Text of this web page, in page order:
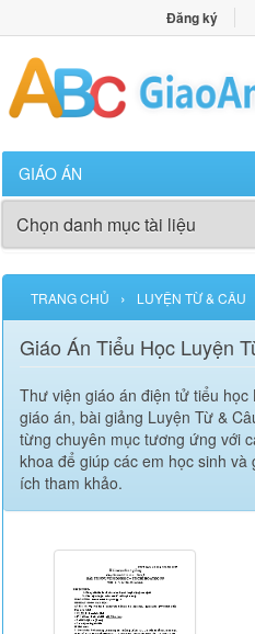
Đăng ký
GIÁO ÁN
TRANG CHỦ › LUYỆN TỪ & CÂU
Giáo Án Tiểu Học Luyện
Thư viện giáo án điện tử tiểu
giáo án, bài giảng Luyện Từ &
từng chuyên mục tương ứng với
khoa để giúp các em học sinh
ích tham khảo.